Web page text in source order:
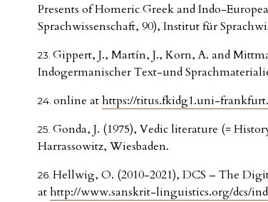
Presents of Homeric Greek and Indo-
Sprachwissenschaft, 90), Institut für
Gippert, J., Martín, J., Korn, A. and
Indogermanischer Text-und
online athttps://titus.fkidg1.uni-
Gonda, J. (1975), Vedic literature (=
Harrassowitz, Wiesbaden.
Hellwig, O. (2010-2021), DCS – The
athttp://www.sanskrit-linguistics.org/dcs/